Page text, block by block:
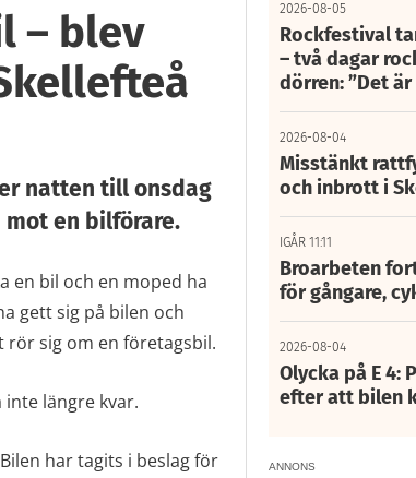
– blev
natten till onsdag
en bilförare.
en bil och en moped ha
gett sig på bilen och
sig om en företagsbil.
längre kvar.
har tagits i beslag för
2026-08-05
Rockfestival
– två dagar
dörren: ”Det
2026-08-04
Misstänkt
och inbrott i
IGÅR 11:11
Broarbeten
för gångare,
2026-08-04
Olycka på E 4:
efter att bilen
ANNONS